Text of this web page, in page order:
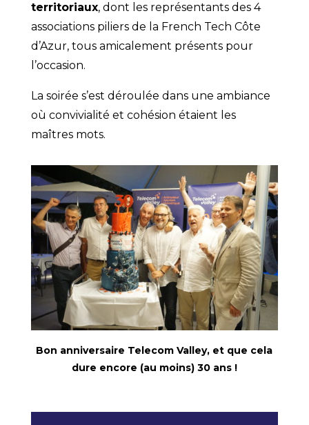
territoriaux, dont les représentants des 4
associations piliers de la French Tech Côte
d’Azur, tous amicalement présents pour
l’occasion.
La soirée s’est déroulée dans une ambiance
où convivialité et cohésion étaient les
maîtres mots.
Bon anniversaire Telecom Valley, et que cela
dure encore (au moins) 30 ans !